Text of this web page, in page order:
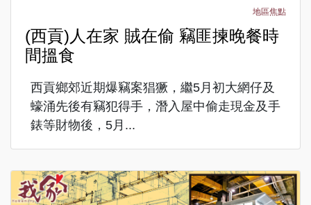
地區焦點
(西貢)人在家 賊在偷 竊匪揀晚餐時
間搵食
西貢鄉郊近期爆竊案猖獗，繼5月初大網仔及
蠔涌先後有竊犯得手，潛入屋中偷走現金及手
錶等財物後，5月...